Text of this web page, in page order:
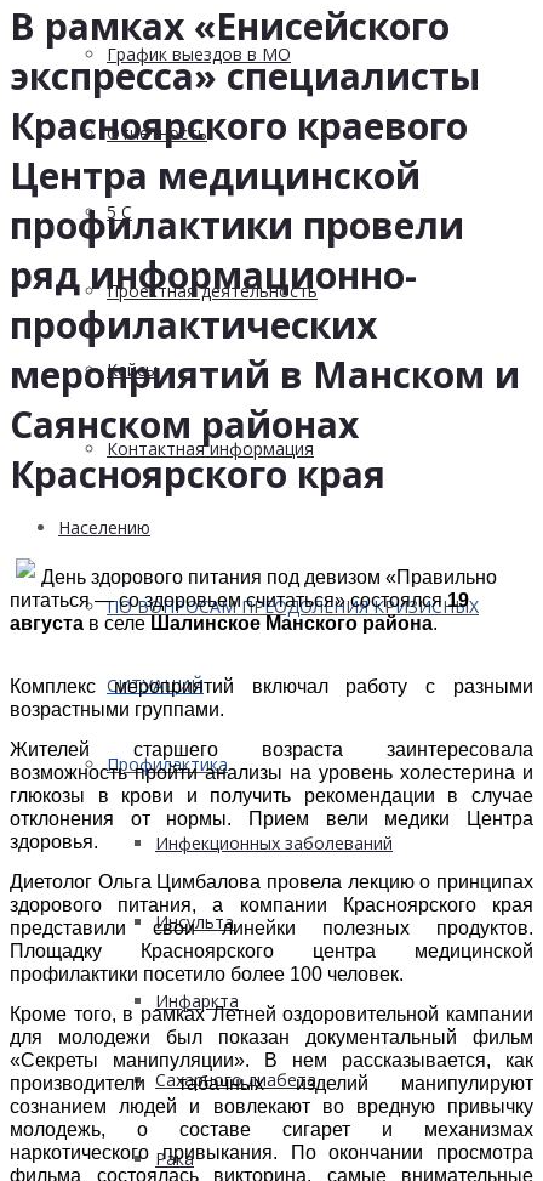
График выездов в МО
Отчетность
5 С
Проектная деятельность
Кейсы
Контактная информация
Населению
ПО ВОПРОСАМ ПРЕОДОЛЕНИЯ КРИЗИСНЫХ
СИТУАЦИЙ
Профилактика
Инфекционных заболеваний
Инсульта
Инфаркта
Сахарного диабета
Рака
В рамках «Енисейского
экспресса» специалисты
Красноярского краевого
Центра медицинской
профилактики провели
ряд информационно-
профилактических
мероприятий в Манском и
Саянском районах
Красноярского края
День здорового питания под девизом «Правильно
питаться — со здоровьем считаться» состоялся19
августа в селе Шалинское Манского района.
Комплекс мероприятий включал работу с разными
возрастными группами.
Жителей старшего возраста заинтересовала
возможность пройти анализы на уровень холестерина и
глюкозы в крови и получить рекомендации в случае
отклонения от нормы. Прием вели медики Центра
здоровья.
Диетолог Ольга Цимбалова провела лекцию о принципах
здорового питания, а компании Красноярского края
представили свои линейки полезных продуктов.
Площадку Красноярского центра медицинской
профилактики посетило более 100 человек.
Кроме того, в рамках Летней оздоровительной кампании
для молодежи был показан документальный фильм
«Секреты манипуляции». В нем рассказывается, как
производители табачных изделий манипулируют
сознанием людей и вовлекают во вредную привычку
молодежь, о составе сигарет и механизмах
наркотического привыкания. По окончании просмотра
фильма состоялась викторина, самые внимательные